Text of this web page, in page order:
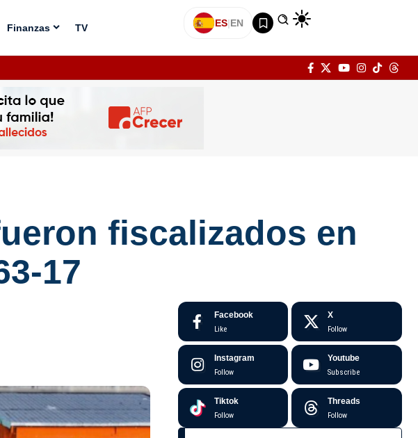
Finanzas TV ES|EN
fiscalizados en
17
Facebook
Like
X
Follow
Instagram
Follow
Youtube
Subscribe
Tiktok
Follow
Threads
Follow